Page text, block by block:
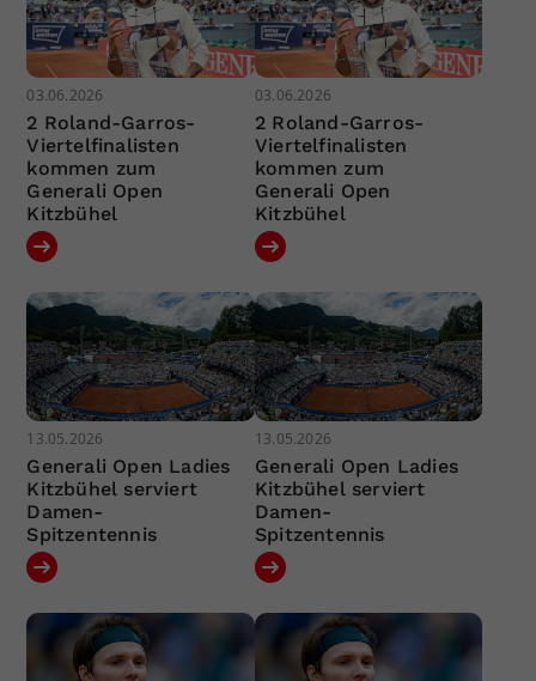
03.06.2026
2 Roland-Garros-
Viertelfinalisten
kommen zum
Generali Open
Kitzbühel
03.06.2026
2 Roland-Garros-
Viertelfinalisten
kommen zum
Generali Open
Kitzbühel
13.05.2026
Generali Open Ladies
Kitzbühel serviert
Damen-
Spitzentennis
13.05.2026
Generali Open Ladies
Kitzbühel serviert
Damen-
Spitzentennis